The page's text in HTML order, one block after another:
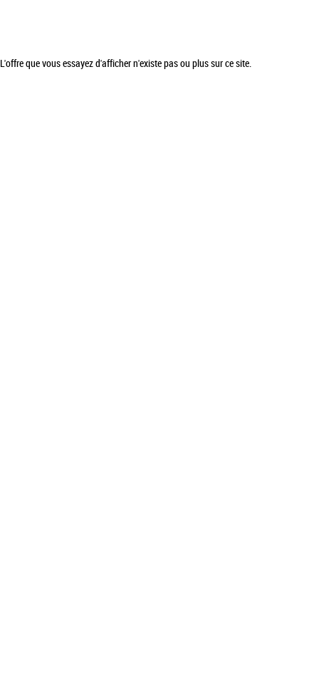
L'offre que vous essayez d'afficher n'existe pas ou plus sur ce site.